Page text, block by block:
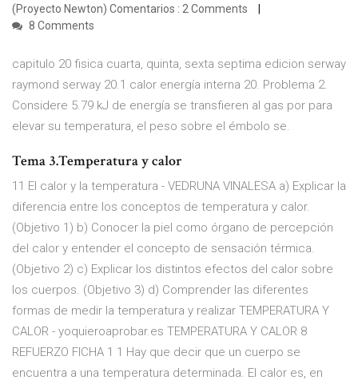
(Proyecto Newton) Comentarios : 2 Comments
8 Comments
capitulo 20 fisica cuarta, quinta, sexta septima edicion serway
raymond serway 20.1 calor energía interna 20. Problema 2.
Considere 5.79 kJ de energía se transfieren al gas por para
elevar su temperatura, el peso sobre el émbolo se.
Tema 3.Temperatura y calor
11 El calor y la temperatura - VEDRUNA VINALESA a) Explicar la
diferencia entre los conceptos de temperatura y calor.
(Objetivo 1) b) Conocer la piel como órgano de percepción
del calor y entender el concepto de sensación térmica.
(Objetivo 2) c) Explicar los distintos efectos del calor sobre
los cuerpos. (Objetivo 3) d) Comprender las diferentes
formas de medir la temperatura y realizar TEMPERATURA Y
CALOR - yoquieroaprobar.es TEMPERATURA Y CALOR 8
REFUERZO FICHA 1 1 Hay que decir que un cuerpo se
encuentra a una temperatura determinada. El calor es, en